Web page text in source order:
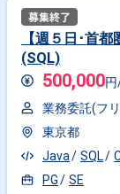
【週５日･首
(SQL)
500,000円
業務委託(フ
東京都
Java
SQL
PG
SE